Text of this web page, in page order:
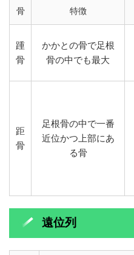
骨 特徴
踵
骨
かかとの骨で足根
骨の中でも最大
距
骨
足根骨の中で一番
近位かつ上部にあ
る骨
遠位列